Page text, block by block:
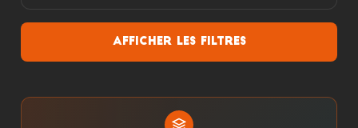
Afficher les filtres